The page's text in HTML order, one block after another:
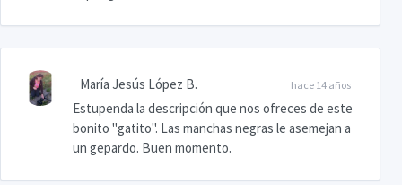
hace 14 años
María Jesús López B.
Estupenda la descripción que nos ofreces de este
bonito "gatito". Las manchas negras le asemejan a
un gepardo. Buen momento.